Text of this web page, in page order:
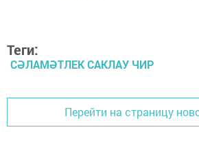
Теги:
СӘЛАМӘТЛЕК САКЛАУ ЧИР
Перейти на страницу